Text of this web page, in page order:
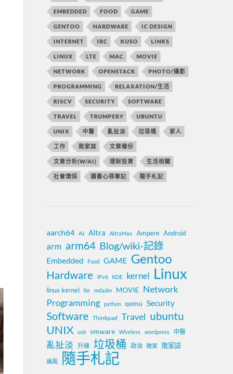
EMBEDDED FOOD GAME
GENTOO HARDWARE IC DESIGN
INTERNET IRC KUSO LINKS
LINUX LTE MAC MOVIE
NETWORK OPENSTACK PHOTO/攝影
PROGRAMMING RELAXATION/生活
RISCV SECURITY SOFTWARE
TRAVEL TRUMPERY UBUNTU
UNIX 中醫 亂扯淡 垃圾桶 家人
工作 敗家誌 文章備份
文章分析(W/AI) 理財投資 生活相關
社會環保 讀書心得筆記 隨手札記
aarch64 AI Altra AltraMax Ampere Android
arm arm64 Blog/wiki-記錄
Embedded Food GAME Gentoo
Hardware IPv6 KDE kernel Linux
linux kernel lte mdadm MOVIE Network
Programming
python qemu Security
Software Thinkpad Travel ubuntu
UNIX usb vmware Wireless wordpress 中醫
亂扯淡 升級 垃圾桶 政治 敗家 敗家誌
痛風 隨手札記